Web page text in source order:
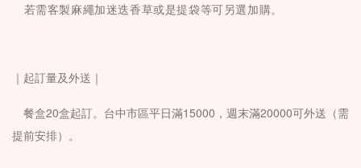
若需客製麻繩加迷迭香草或是提袋等可另選加購。
｜起訂量及外送｜
餐盒20盒起訂。 台中市區平日滿15000，週末滿20000可外送（需
提前安排）。